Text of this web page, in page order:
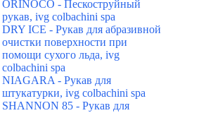
ORINOCO - Пескоструйный
рукав, ivg colbachini spa
DRY ICE - Рукав для абразивной
очистки поверхности при
помощи сухого льда, ivg
colbachini spa
NIAGARA - Рукав для
штукатурки, ivg colbachini spa
SHANNON 85 - Рукав для